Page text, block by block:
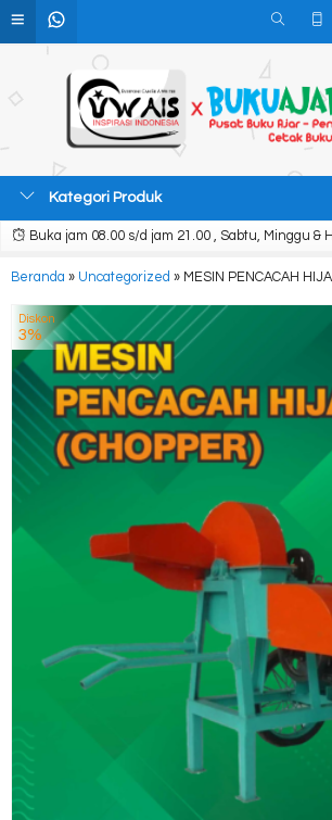
Kategori Produk
Buka jam 08.00 s/d jam 21.00 , Sabtu, Minggu &
Beranda » Uncategorized » MESIN PENCACAH
Diskon
3%